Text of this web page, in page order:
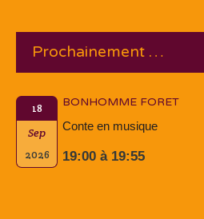
Prochainement …
18
Sep
2026
BONHOMME FORET
Conte en musique
19:00 à 19:55